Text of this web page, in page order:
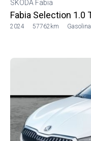
SKODA Fabia
Fabia Selection 1.0
2024 57762km Gasolina